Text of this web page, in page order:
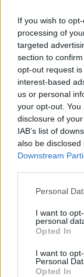
If you wish to
processing of
targeted
section to
opt-out request
interest-based
us or personal
your opt-out.
disclosure of
IAB’s list of
also be
Downstream
Please note that
not limited to
grant or deny
use your data
consent section.
Personal
I want to
personal
Opted In
I want to
Personal
Opted In
szerint félig
tartja műsorán a
"Ezen a
megtörténhet,
megszállottan
különféle
munkáját
halhatatlan
összegzésben.
Kaszás Attila a
mellett Bertolt
Kleist:Heilbronni